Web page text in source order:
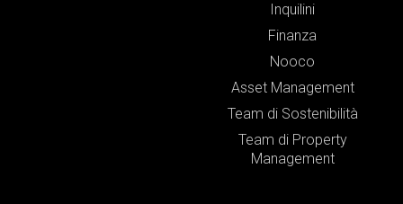
Inquilini
Finanza
Nooco
Asset Management
Team di Sostenibilità
Team di Property
Management